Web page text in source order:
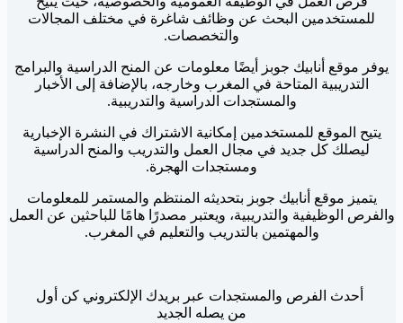
للمستخدمين البحث عن وظائف شاغرة في مختلف المجالات
والتخصصات.
يوفر موقع أنابيك جوبز أيضًا معلومات عن المنح الدراسية والبرامج
التدريبية المتاحة في المغرب وخارجه، بالإضافة إلى الأخبار
والمستجدات الدراسية والتدريبية.
يتيح الموقع للمستخدمين إمكانية الاشتراك في النشرة الإخبارية
ليصلك كل جديد في مجال العمل والتدريب والمنح الدراسية
ومستجدات الهجرة.
يتميز موقع أنابيك جوبز بتحديثه المنتظم والمستمر للمعلومات
والفرص الوظيفية والتدريبية، ويعتبر مصدرًا هامًا للباحثين عن العمل
والمهتمين بالتدريب والتعليم في المغرب.
أحدث الفرص والمستجدات عبر بريدك الإلكتروني كن أول
من يصله الجديد